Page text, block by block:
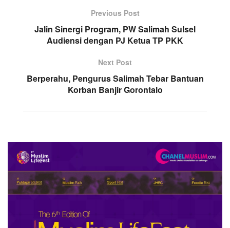
Previous Post
Jalin Sinergi Program, PW Salimah Sulsel
Audiensi dengan PJ Ketua TP PKK
Next Post
Berperahu, Pengurus Salimah Tebar Bantuan
Korban Banjir Gorontalo